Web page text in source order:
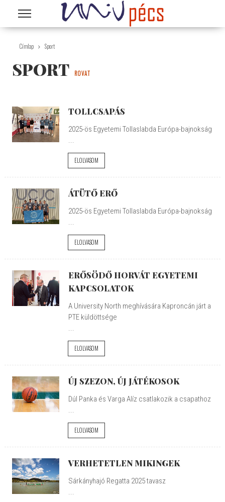
Ugrás a tartalomra
Címlap Sport
SPORT ROVAT
TOLLCSAPÁS
2025-ös Egyetemi Tollaslabda Európa-bajnokság
...
ELOLVASOM
ÁTÜTŐ ERŐ
2025-ös Egyetemi Tollaslabda Európa-bajnokság
...
ELOLVASOM
ERŐSÖDŐ HORVÁT EGYETEMI
KAPCSOLATOK
A University North meghívására Kaproncán járt a
PTE küldöttsége
...
ELOLVASOM
ÚJ SZEZON, ÚJ JÁTÉKOSOK
Dúl Panka és Varga Alíz csatlakozik a csapathoz
...
ELOLVASOM
VERHETETLEN MIKINGEK
Sárkányhajó Regatta 2025 tavasz
...